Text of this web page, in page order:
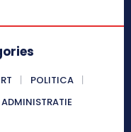
POLITICA
ADMINISTRATIE